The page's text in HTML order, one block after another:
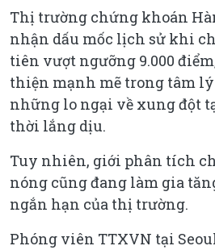
Thị trường chứng khoán
nhận dấu mốc lịch sử khi
tiên vượt ngưỡng 9.000
thiện mạnh mẽ trong tâm
những lo ngại về xung đột
thời lắng dịu.
Tuy nhiên, giới phân tích
nóng cũng đang làm gia
ngắn hạn của thị trường.
Phóng viên TTXVN tại